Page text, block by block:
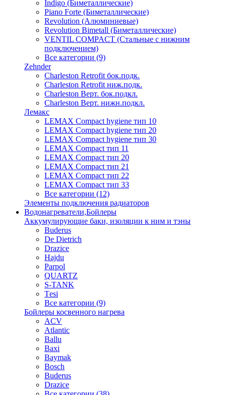
Indigo (Биметаллические)
Piano Forte (Биметаллические)
Revolution (Алюминиевые)
Revolution Bimetall (Биметаллические)
VENTIL COMPACT (Стальные с нижним
подключением)
Все категории (9)
Zehnder
Charleston Retrofit бок.подк.
Charleston Retrofit ниж.подк.
Charleston Верт. бок.подкл.
Charleston Верт. нижн.подкл.
Лемакс
LEMAX Compact hygiene тип 10
LEMAX Compact hygiene тип 20
LEMAX Compact hygiene тип 30
LEMAX Compact тип 11
LEMAX Compact тип 20
LEMAX Compact тип 21
LEMAX Compact тип 22
LEMAX Compact тип 33
Все категории (12)
Элементы подключения радиаторов
Водонагреватели,Бойлеры
Аккумулирующие баки, изоляции к ним и тэны
Buderus
De Dietrich
Drazice
Hajdu
Parpol
QUARTZ
S-TANK
Tеsi
Все категории (9)
Бойлеры косвенного нагрева
ACV
Atlantic
Ballu
Baxi
Baymak
Bosch
Buderus
Drazice